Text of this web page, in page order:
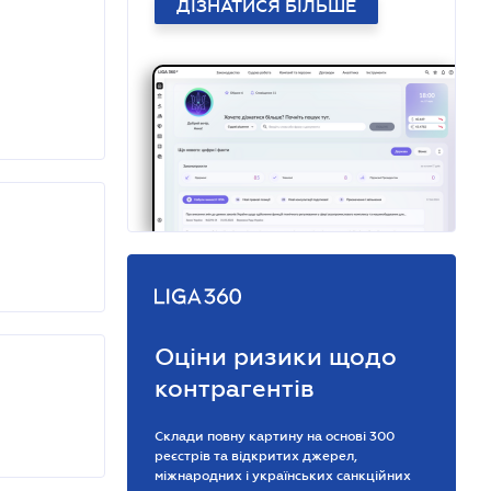
ДІЗНАТИСЯ БІЛЬШЕ
Оціни ризики щодо
контрагентів
Склади повну картину на основі 300
реєстрів та відкритих джерел,
міжнародних і українських санкційних